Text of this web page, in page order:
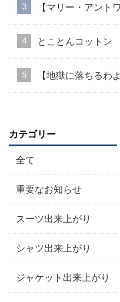
【マリー・アント
とことんコットン
【地獄に落ちるわ
カテゴリー
全て
重要なお知らせ
スーツ出来上がり
シャツ出来上がり
ジャケット出来上がり